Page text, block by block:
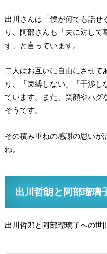
出川さんは「僕が何でも話せ
り、阿部さんも「夫に対して
す」と言っています。
二人はお互いに自由にさせて
り、「束縛しない」「干渉
ています。また、笑顔やハグ
そうです。
その積み重ねの感謝の思いが
ね。
出川哲朗と阿部瑠璃
出川哲郎と阿部瑠璃子への世